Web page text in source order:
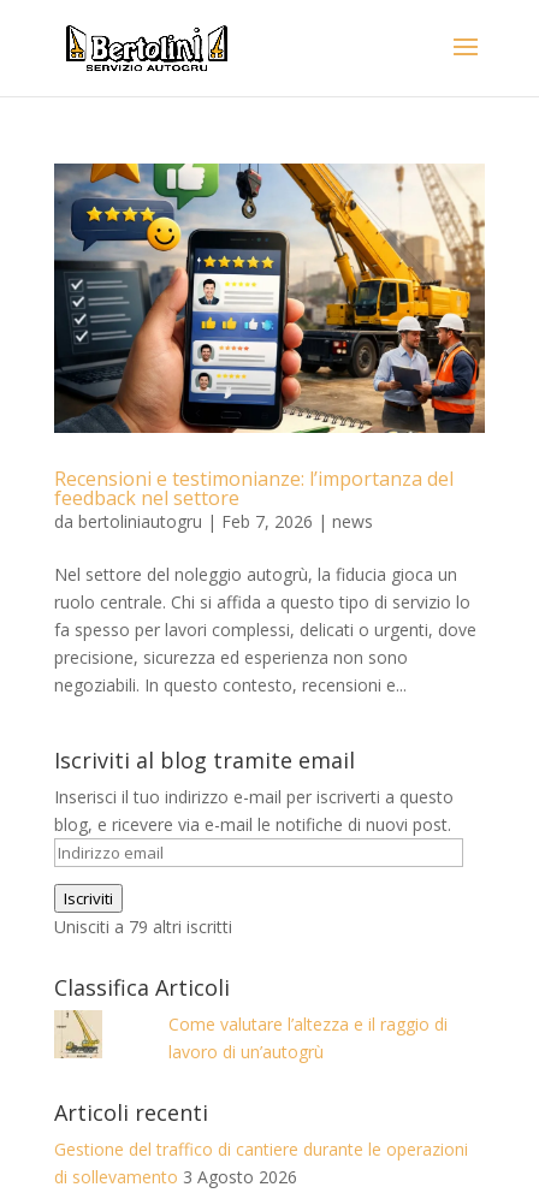
Recensioni e testimonianze: l’importanza del
feedback nel settore
da bertoliniautogru | Feb 7, 2026 | news
Nel settore del noleggio autogrù, la fiducia gioca un
ruolo centrale. Chi si affida a questo tipo di servizio lo
fa spesso per lavori complessi, delicati o urgenti, dove
precisione, sicurezza ed esperienza non sono
negoziabili. In questo contesto, recensioni e...
Iscriviti al blog tramite email
Inserisci il tuo indirizzo e-mail per iscriverti a questo
blog, e ricevere via e-mail le notifiche di nuovi post.
Indirizzo
email
Iscriviti
Unisciti a 79 altri iscritti
Classifica Articoli
Come valutare l’altezza e il raggio di
lavoro di un’autogrù
Articoli recenti
Gestione del traffico di cantiere durante le operazioni
di sollevamento 3 Agosto 2026